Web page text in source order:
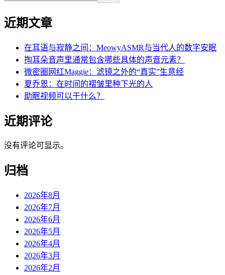
近期文章
在耳语与寂静之间：MeowyASMR与当代人的数字安眠
掏耳朵音声里通常包含哪些具体的声音元素？
微密圈网红Maggie：滤镜之外的“真实”生意经
夏乔恩：在时间的褶皱里种下光的人
助眠视频可以干什么？
近期评论
没有评论可显示。
归档
2026年8月
2026年7月
2026年6月
2026年5月
2026年4月
2026年3月
2026年2月